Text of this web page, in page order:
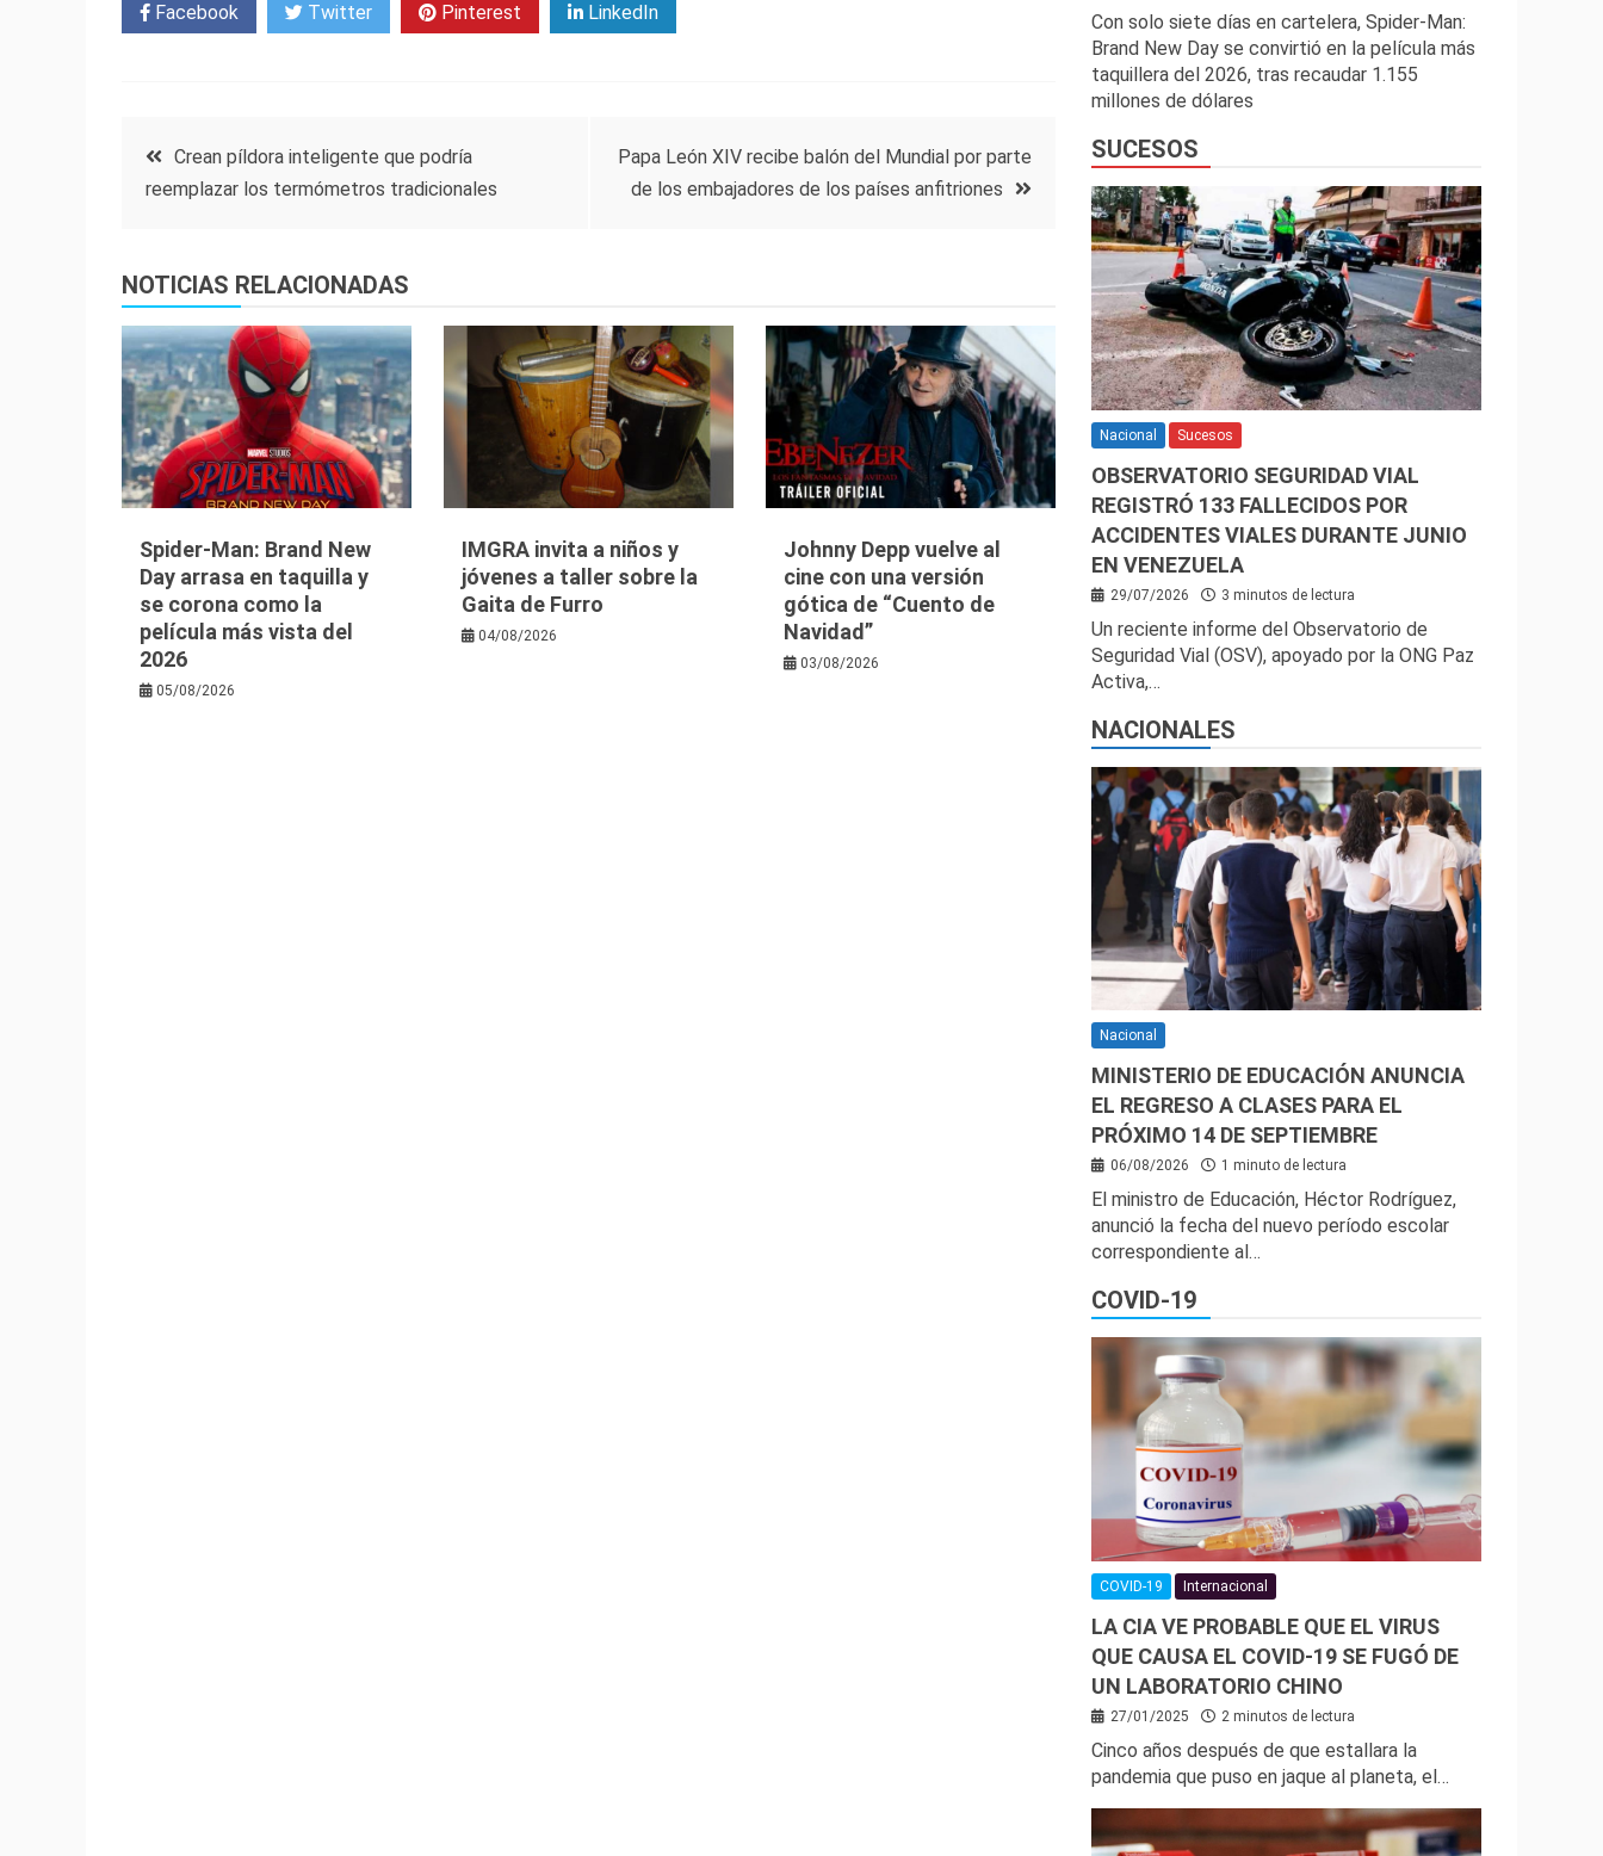
Facebook Twitter Pinterest LinkedIn
Navegación
entradas
Crean píldora inteligente que podría
reemplazar los termómetros tradicionales
Papa León XIV recibe balón del Mundial por parte
de los embajadores de los países anfitriones
NOTICIAS RELACIONADAS
Spider-Man: Brand New
Day arrasa en taquilla y
se corona como la
película más vista del
2026
05/08/2026
IMGRA invita a niños y
jóvenes a taller sobre la
Gaita de Furro
04/08/2026
Johnny Depp vuelve al
cine con una versión
gótica de “Cuento de
Navidad”
03/08/2026
Con solo siete días en cartelera, Spider-Man:
Brand New Day se convirtió en la película más
taquillera del 2026, tras recaudar 1.155
millones de dólares
SUCESOS
Nacional Sucesos
OBSERVATORIO SEGURIDAD VIAL
REGISTRÓ 133 FALLECIDOS POR
ACCIDENTES VIALES DURANTE JUNIO
EN VENEZUELA
29/07/2026 3 minutos de lectura
Un reciente informe del Observatorio de
Seguridad Vial (OSV), apoyado por la ONG Paz
Activa,…
NACIONALES
Nacional
MINISTERIO DE EDUCACIÓN ANUNCIA
EL REGRESO A CLASES PARA EL
PRÓXIMO 14 DE SEPTIEMBRE
06/08/2026 1 minuto de lectura
El ministro de Educación, Héctor Rodríguez,
anunció la fecha del nuevo período escolar
correspondiente al…
COVID-19
COVID-19 Internacional
LA CIA VE PROBABLE QUE EL VIRUS
QUE CAUSA EL COVID-19 SE FUGÓ DE
UN LABORATORIO CHINO
27/01/2025 2 minutos de lectura
Cinco años después de que estallara la
pandemia que puso en jaque al planeta, el…